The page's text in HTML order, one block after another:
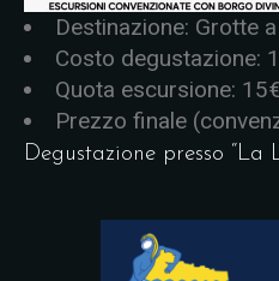
Destinazione: Grotte
Costo degustazione:
Quota escursione: 15€
Prezzo finale
Degustazione presso “La